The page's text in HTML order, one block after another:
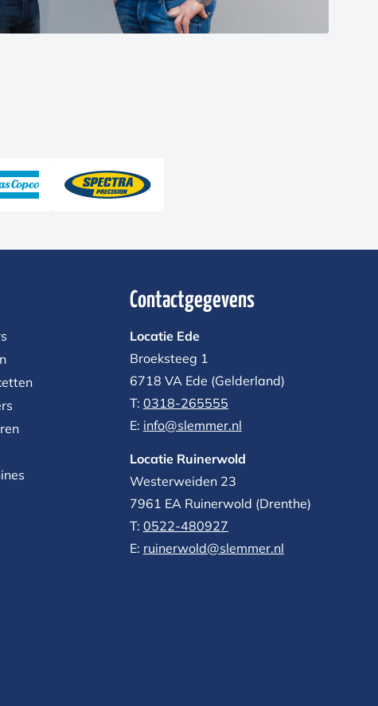
Contactgegevens
Locatie Ede
Broeksteeg 1
6718 VA Ede (Gelderland)
T: 0318-265555
E: info@slemmer.nl
Locatie Ruinerwold
Westerweiden 23
7961 EA Ruinerwold (Drenthe)
T: 0522-480927‬
E: ruinerwold@slemmer.nl